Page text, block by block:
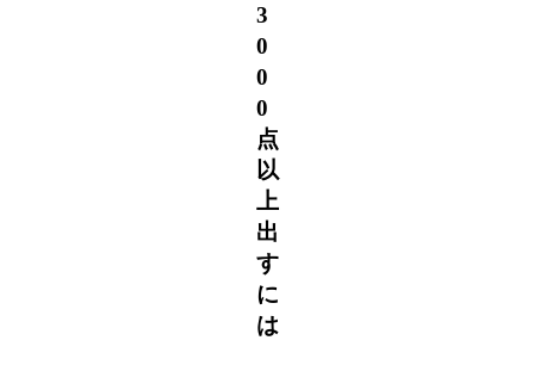
3
0
0
0
点
以
上
出
す
に
は